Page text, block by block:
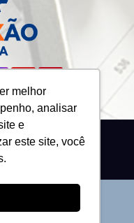
melhor
analisar
e
este site, você